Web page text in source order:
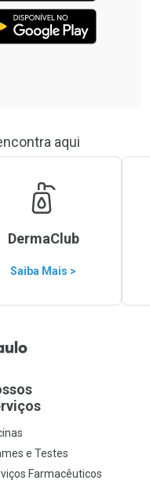
aqui
DermaClub
Saiba Mais >
e Testes
Farmacêuticos